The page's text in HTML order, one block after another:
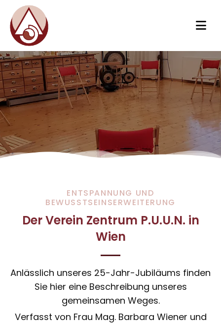
ENTSPANNUNG UND
BEWUSSTSEINSERWEITERUNG
Der Verein Zentrum P.U.U.N. in
Wien
Anlässlich unseres 25-Jahr-Jubiläums finden
Sie hier eine Beschreibung unseres
gemeinsamen Weges.
Verfasst von Frau Mag. Barbara Wiener und